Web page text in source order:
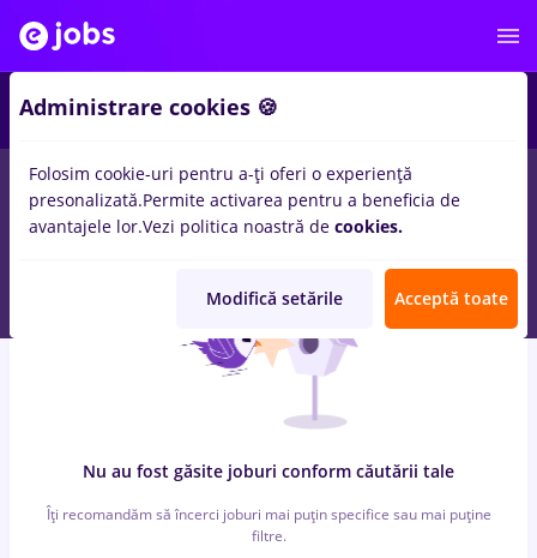
locuri de muncalivrator, Full time in Strainatate
Entry-Level (< 2 ani)inTransport / Distributie, IT / Telecom
Nu au fost găsite joburi conform căutării tale
Îți recomandăm să încerci joburi mai puțin specifice sau mai puține
filtre.
Administrare cookies 🍪
Folosim cookie-uri pentru a-ți oferi o experiență
presonalizată.Permite activarea pentru a beneficia de
avantajele lor.Vezi politica noastră de cookies.
Modifică setările Acceptă toate